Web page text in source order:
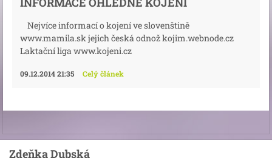
Nejvíce informací o kojení ve slovenštině
www.mamila.sk jejich česká odnož kojim.webnode.cz
Laktační liga www.kojeni.cz
09.12.2014 21:35 Celý článek
Zdeňka Dubská